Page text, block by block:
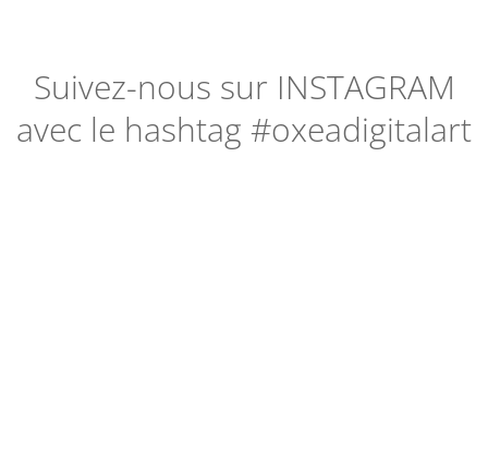
Suivez-nous sur INSTAGRAM
avec le hashtag #oxeadigitalart